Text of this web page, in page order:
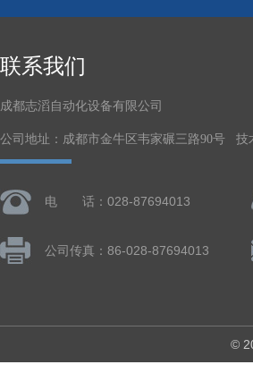
联系我们
成都志滔自动化设备有限公司
公司地址：成都市金牛区韦家碾三路90号 技
电 话：028-87694013
公司传真：86-028-87694013
©